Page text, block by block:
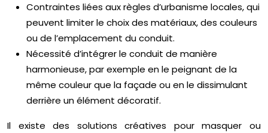
Contraintes liées aux règles d’urbanisme locales, qui
peuvent limiter le choix des matériaux, des couleurs
ou de l’emplacement du conduit.
Nécessité d’intégrer le conduit de manière
harmonieuse, par exemple en le peignant de la
même couleur que la façade ou en le dissimulant
derrière un élément décoratif.
Il existe des solutions créatives pour masquer ou